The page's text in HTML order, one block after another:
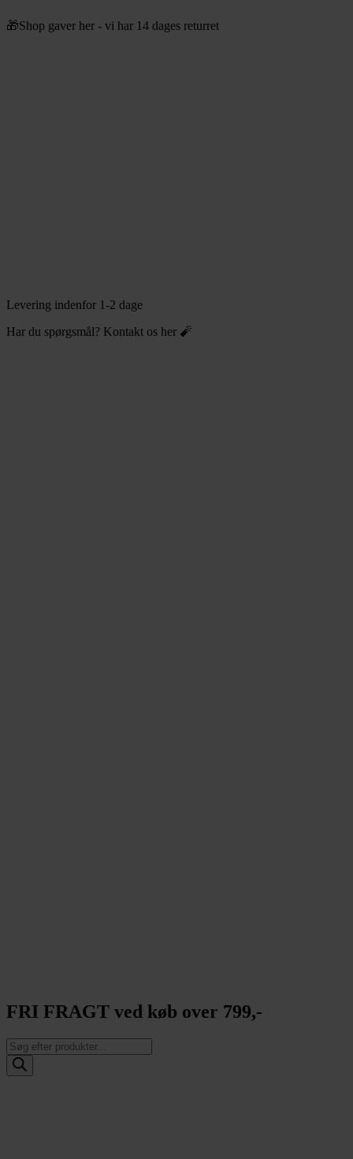
til
🎁Shop gaver her - vi har 14 dages returret
Levering indenfor 1-2 dage
Har du spørgsmål? Kontakt os her 🧨
FRI FRAGT ved køb over 799,-
Products
search